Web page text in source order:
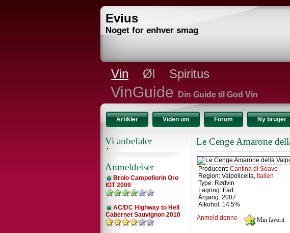
Evius
Noget for enhver smag
Vin Øl Spiritus
VinGuide Din Guide til God Vin
Artikler Viden om Forum Ny bruger
Vi anbefaler
Anmeldelser
Brolo Campofiorin Oro
IGT 2009
AC/DC Highway to Hell
Cabernet Sauvignon 2010
Le Cenge Amarone
Producent: Cantina di Soave
Region: Valpolicella, Italien
Type: Rødvin
Lagring: Fad
Årgang: 2007
Alkohol: 14.5%
Anmeld denne